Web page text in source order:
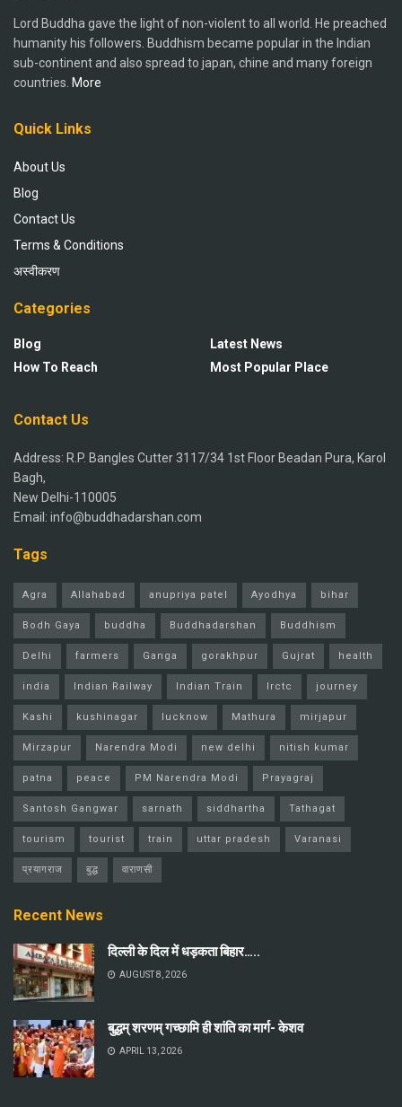
Lord Buddha gave the light of non-violent to all world. He preached
humanity his followers. Buddhism became popular in the Indian
sub-continent and also spread to japan, chine and many foreign
countries. More
Quick Links
About Us
Blog
Contact Us
Terms & Conditions
अस्वीकरण
Categories
Blog
How To Reach
Latest News
Most Popular Place
Contact Us
Address: R.P. Bangles Cutter 3117/34 1st Floor Beadan Pura, Karol
Bagh,
New Delhi-110005
Email: info@buddhadarshan.com
Tags
Agra Allahabad anupriya patel Ayodhya bihar
Bodh Gaya buddha Buddhadarshan Buddhism
Delhi farmers Ganga gorakhpur Gujrat health
india Indian Railway Indian Train Irctc journey
Kashi kushinagar lucknow Mathura mirjapur
Mirzapur Narendra Modi new delhi nitish kumar
patna peace PM Narendra Modi Prayagraj
Santosh Gangwar sarnath siddhartha Tathagat
tourism tourist train uttar pradesh Varanasi
प्रयागराज बुद्ध वाराणसी
Recent News
दिल्ली के दिल में धड़कता बिहार…..
AUGUST 8, 2026
बुद्धम् शरणम् गच्छामि ही शांति का मार्ग- केशव
APRIL 13, 2026